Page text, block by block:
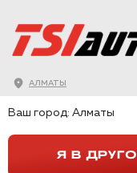
АЛМАТЫ
ШУМОИЗОЛЯЦИЯ
Ваш город: Алматы
Я В